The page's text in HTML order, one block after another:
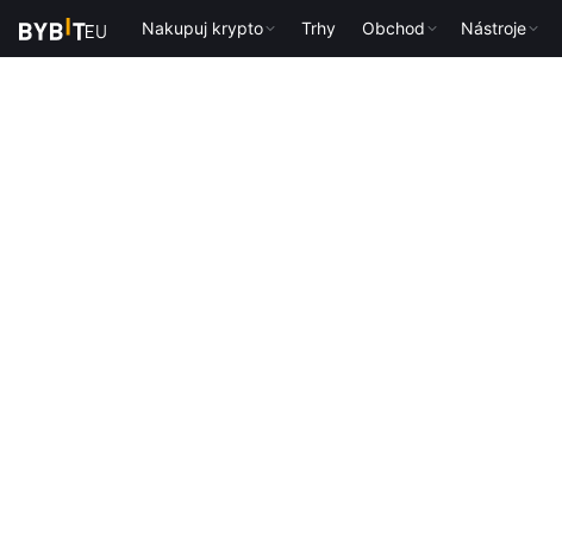
Nakupuj krypto Trhy Obchod Nástroje